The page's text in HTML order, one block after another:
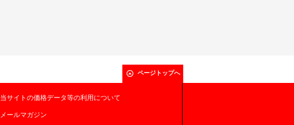
ページトップへ
当サイトの価格データ等の利用について
メールマガジン